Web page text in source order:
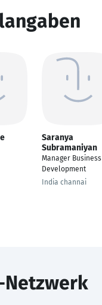
Saranya
Subramaniyan
Manager Business
Development
India channai
Netzwerk